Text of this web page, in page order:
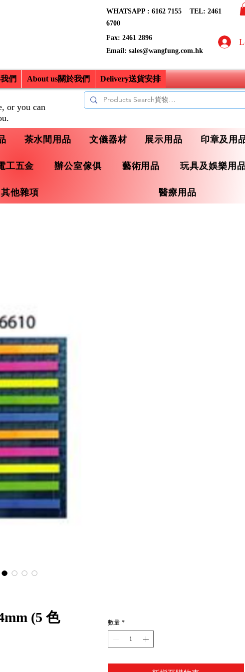
WHATSAPP : 6162 7155​ TEL: 2461
6700
Fax: 2461 2896
Email: sales@wangfung.com.hk
們 About us關於我們 Delivery送貨安排
茶水間用品 文儀器材 展示用品 印章及用
工五金 辦公室傢俱 藝術用品 玩具及娛樂用
其他雜項 醫療用品
or you can
(5 色
數量 *